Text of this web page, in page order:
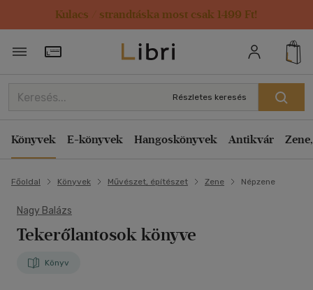
Kulacs / strandtáska most csak 1499 Ft!
Törzsvásárlói Kártya adatai
Részletes keresés
Könyvek E-könyvek Hangoskönyvek Antikvár
Főoldal Könyvek Művészet, építészet Zene Népzene
Nagy Balázs
Tekerőlantosok könyve
Könyv